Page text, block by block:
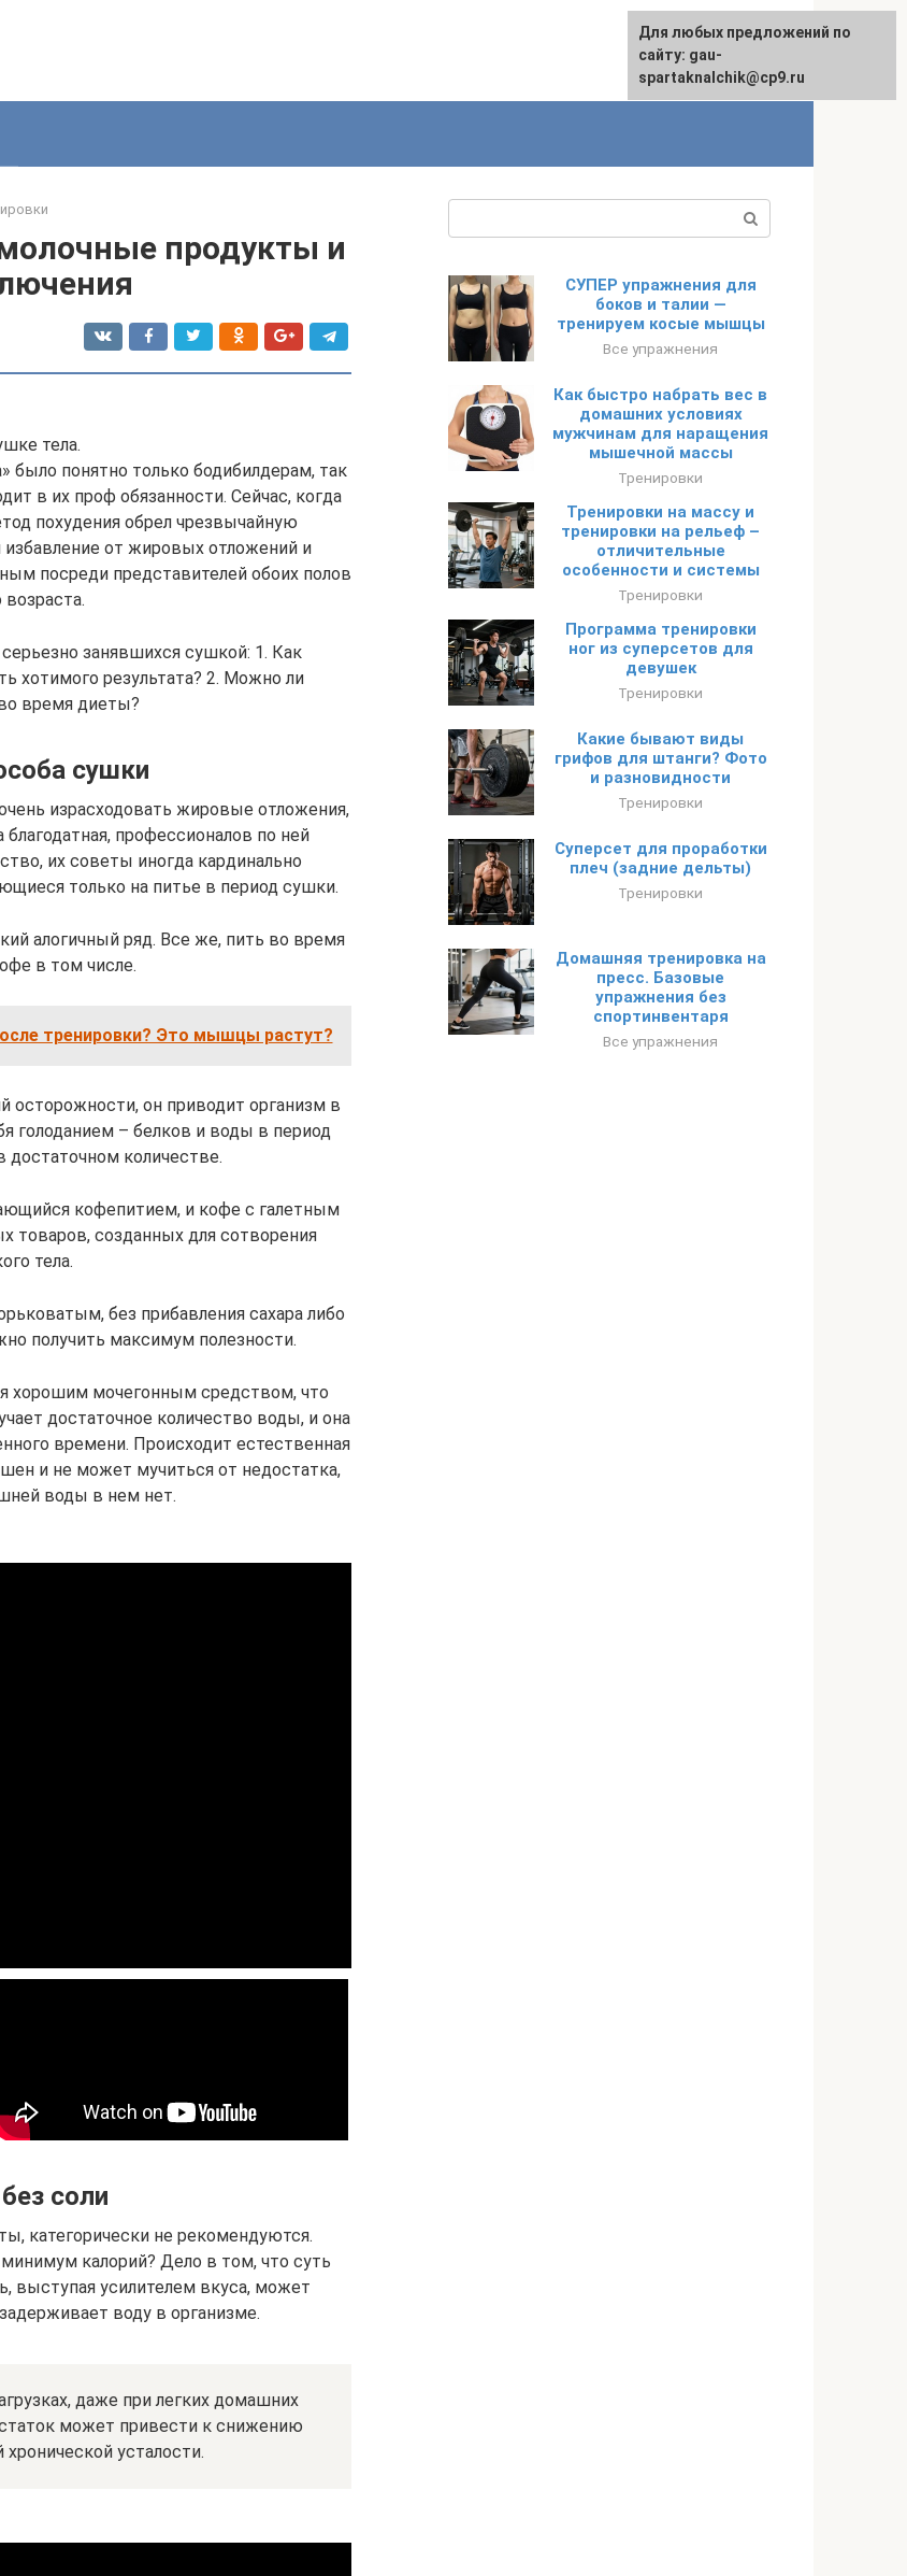
продукты и
тела.
было понятно только бодибилдерам, так
в их проф обязанности. Сейчас, когда
похудения обрел чрезвычайную
от жировых отложений и
посреди представителей обоих полов
возраста.
занявшихся сушкой: 1. Как
хотимого результата? 2. Можно ли
время диеты?
сушки
израсходовать жировые отложения,
профессионалов по ней
их советы иногда кардинально
только на питье в период сушки.
алогичный ряд. Все же, пить во время
в том числе.
тренировки? Это мышцы растут?
он приводит организм в
голоданием – белков и воды в период
количестве.
кофепитием, и кофе с галетным
товаров, созданных для сотворения
тела.
без прибавления сахара либо
получить максимум полезности.
хорошим мочегонным средством, что
достаточное количество воды, и она
времени. Происходит естественная
и не может мучиться от недостатка,
воды в нем нет.
соли
категорически не рекомендуются.
калорий? Дело в том, что суть
выступая усилителем вкуса, может
воду в организме.
даже при легких домашних
может привести к снижению
усталости.
СУПЕР упражнения для
боков и талии —
тренируем косые мышцы
Все упражнения
Как быстро набрать вес в
домашних условиях
мужчинам для наращения
мышечной массы
Тренировки
Тренировки на массу и
тренировки на рельеф –
отличительные
особенности и системы
Тренировки
Программа тренировки
ног из суперсетов для
девушек
Тренировки
Какие бывают виды
грифов для штанги? Фото
и разновидности
Тренировки
Суперсет для проработки
плеч (задние дельты)
Тренировки
Домашняя тренировка на
пресс. Базовые
упражнения без
спортинвентаря
Все упражнения
Для любых предложений по
сайту: gau-
spartaknalchik@cp9.ru